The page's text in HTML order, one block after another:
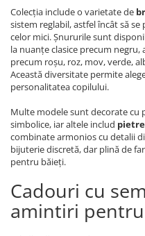
Colecția include o varietate de
sistem reglabil, astfel încât să
celor mici. Șnururile sunt
la nuanțe clasice precum
precum roșu, roz, mov, verde,
Această diversitate permite
personalitatea copilului.
Multe modele sunt decorate cu
simbolice, iar altele includ
combinate armonios cu detalii
bijuterie discretă, dar plină de
pentru băieți.
Cadouri cu
amintiri